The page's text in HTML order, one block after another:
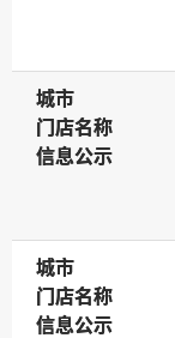
城市
城市
门店名称
门店名称
信息公示
信息公示
城市
城市
门店名称
门店名称
信息公示
信息公示